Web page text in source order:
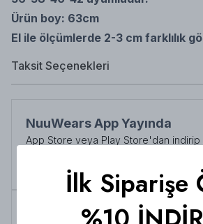
Ürün boy: 63cm
El ile ölçümlerde 2-3 cm farklılık
Taksit Seçenekleri
NuuWears App Yayında
App Store veya Play Store'dan
Şimdi İndirin!
Tüm siparişlerde 3000 TL üzeri kargo
İlk Siparişe